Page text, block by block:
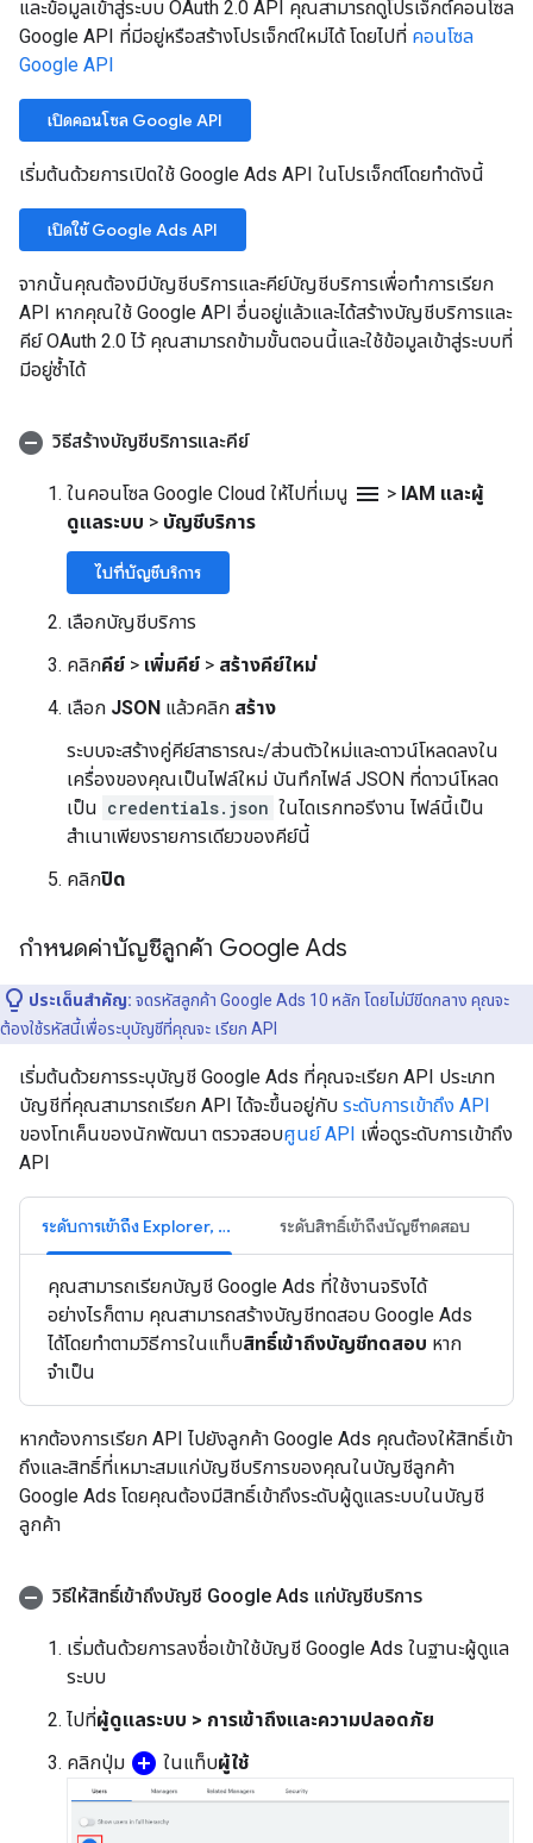
และข้อมูลเข้าสู่ระบบ OAuth 2.0 API คุณสามารถดูโปรเจ็กต์คอนโซล
Google API ที่มีอยู่หรือสร้างโปรเจ็กต์ใหม่ได้ โดยไปที่ คอนโซล
Google API
เปิดคอนโซล Google API
เริ่มต้นด้วยการเปิดใช้ Google Ads API ในโปรเจ็กต์โดยทำดังนี้
เปิดใช้ Google Ads API
จากนั้นคุณต้องมีบัญชีบริการและคีย์บัญชีบริการเพื่อทำการเรียก
API หากคุณใช้ Google API อื่นอยู่แล้วและได้สร้างบัญชีบริการและ
คีย์ OAuth 2.0 ไว้ คุณสามารถข้ามขั้นตอนนี้และใช้ข้อมูลเข้าสู่ระบบที่
มีอยู่ซ้ำได้
วิธีสร้างบัญชีบริการและคีย์
ในคอนโซล Google Cloud ให้ไปที่เมนู menu > IAM และผู้
ดูแลระบบ > บัญชีบริการ
ไปที่บัญชีบริการ
เลือกบัญชีบริการ
คลิกคีย์ > เพิ่มคีย์ > สร้างคีย์ใหม่
เลือก JSON แล้วคลิก สร้าง
ระบบจะสร้างคู่คีย์สาธารณะ/ส่วนตัวใหม่และดาวน์โหลดลงใน
เครื่องของคุณเป็นไฟล์ใหม่ บันทึกไฟล์ JSON ที่ดาวน์โหลด
เป็น credentials.json ในไดเรกทอรีงาน ไฟล์นี้เป็น
สำเนาเพียงรายการเดียวของคีย์นี้
คลิกปิด
กำหนดค่าบัญชีลูกค้า Google Ads
ประเด็นสำคัญ: จดรหัสลูกค้า Google Ads 10 หลัก โดยไม่มีขีดกลาง คุณจะ
ต้องใช้รหัสนี้เพื่อระบุบัญชีที่คุณจะ เรียก API
เริ่มต้นด้วยการระบุบัญชี Google Ads ที่คุณจะเรียก API ประเภท
บัญชีที่คุณสามารถเรียก API ได้จะขึ้นอยู่กับ ระดับการเข้าถึง API
ของโทเค็นของนักพัฒนา ตรวจสอบศูนย์ API เพื่อดูระดับการเข้าถึง
API
ระดับการเข้าถึง Explorer, Basic และ Standard ระดับสิทธิ์เข้าถึงบัญชีทดสอบ
คุณสามารถเรียกบัญชี Google Ads ที่ใช้งานจริงได้
อย่างไรก็ตาม คุณสามารถสร้างบัญชีทดสอบ Google Ads
ได้โดยทำตามวิธีการในแท็บสิทธิ์เข้าถึงบัญชีทดสอบ หาก
จำเป็น
หากต้องการเรียก API ไปยังลูกค้า Google Ads คุณต้องให้สิทธิ์เข้า
ถึงและสิทธิ์ที่เหมาะสมแก่บัญชีบริการของคุณในบัญชีลูกค้า
Google Ads โดยคุณต้องมีสิทธิ์เข้าถึงระดับผู้ดูแลระบบในบัญชี
ลูกค้า
วิธีให้สิทธิ์เข้าถึงบัญชี Google Ads แก่บัญชีบริการ
เริ่มต้นด้วยการลงชื่อเข้าใช้บัญชี Google Ads ในฐานะผู้ดูแล
ระบบ
ไปที่ผู้ดูแลระบบ > การเข้าถึงและความปลอดภัย
คลิกปุ่ม add_circle ในแท็บผู้ใช้